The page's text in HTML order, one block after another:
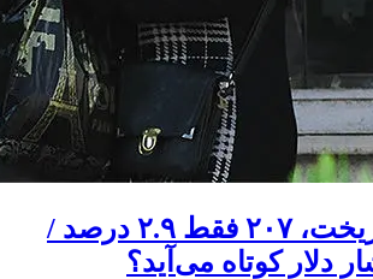
دلار ۴ درصد ریخت، ۲۰۷ فقط ۲.۹ درصد /
دلار کوتاه می‌آید؟